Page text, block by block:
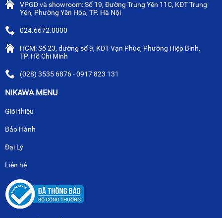
VPGD và showroom: Số 19, Đường Trung Yên 11C, KĐT Trung
Yên, Phường Yên Hòa, TP. Hà Nội
024.6672.0000
HCM: Số 23, đường số 9, KĐT Vạn Phúc, Phường Hiệp Bình,
TP. Hồ Chí Minh
(028) 3535 6876 - 0917 823 131
NIKAWA MENU
Giới thiệu
Bảo Hành
Đại Lý
Liên hệ